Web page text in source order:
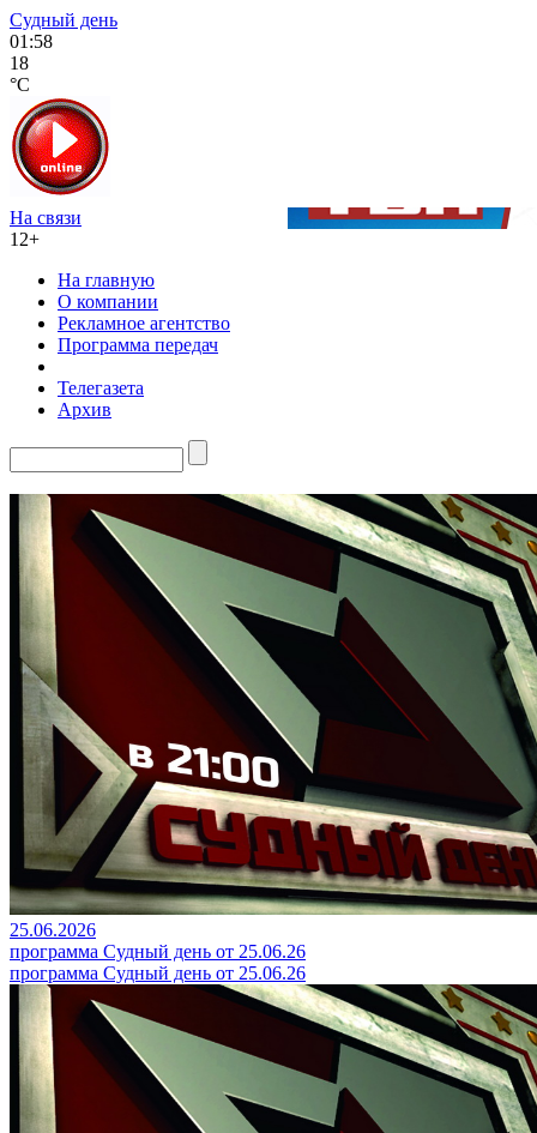
Судный день
01:58
18
°C
На связи
12+
На главную
О компании
Рекламное агентство
Программа передач
Телегазета
Архив
25.06.2026
программа Судный день от 25.06.26
программа Судный день от 25.06.26